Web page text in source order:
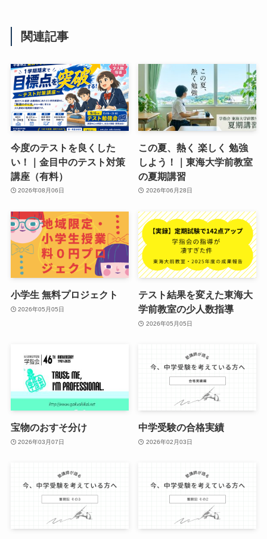
関連記事
今度のテストを良くした
い！｜金目中のテスト対策
講座（有料）
2026年08月06日
この夏、熱く 楽しく 勉強
しよう！｜東海大学前教室
の夏期講習
2026年06月28日
小学生 無料プロジェクト
2026年05月05日
テスト結果を変えた東海大
学前教室の少人数指導
2026年05月05日
宝物のおすそ分け
2026年03月07日
中学受験の合格実績
2026年02月03日